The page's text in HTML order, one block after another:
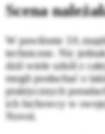
Scena
W pawilonie 3A
techniczne. Nic
dziś wiele szkół z
mogli posłuchać o
praktycznych
ich fachowcy w
Novol.